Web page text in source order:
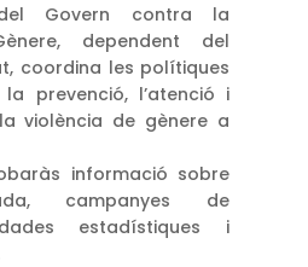
Govern contra la
dependent del
coordina les polítiques
prevenció, l’atenció i
violència de gènere a
informació sobre
campanyes de
estadístiques i